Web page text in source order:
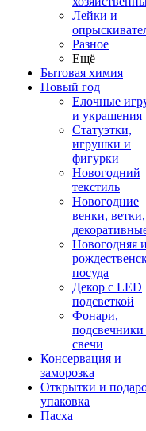
Лейки и
Разное
Ещё
Бытовая химия
Новый год
Елочные
и украшения
Статуэтки,
игрушки и
фигурки
Новогодний
текстиль
Новогодние
венки,
Новогодняя и
посуда
Декор с LED
подсветкой
Фонари,
подсвечники
свечи
Консервация и
заморозка
Открытки и
упаковка
Пасха